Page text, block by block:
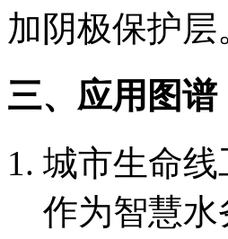
加阴极保护层
三、应用图
城市生命线
作为智慧水